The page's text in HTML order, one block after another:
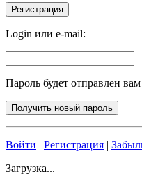
Login или e-mail:
Пароль будет отправлен
Войти | Регистрация |
Загрузка...